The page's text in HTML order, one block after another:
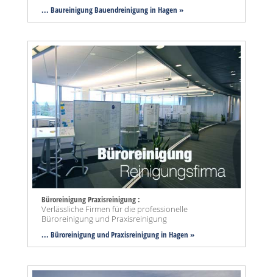
... Baureinigung Bauendreinigung in Hagen »
Büroreinigung Praxisreinigung :
Verlässliche Firmen für die professionelle
Büroreinigung und Praxisreinigung
... Büroreinigung und Praxisreinigung in Hagen »